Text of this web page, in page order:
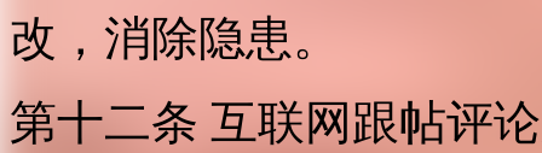
改，消除隐患。
第十二条 互联网跟帖评